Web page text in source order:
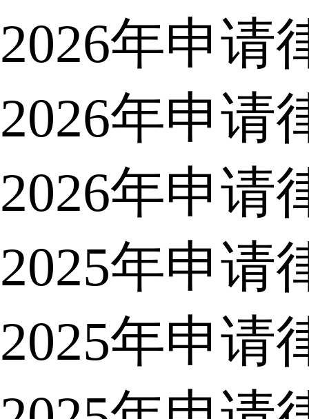
2026年申请
2026年申请
2026年申请
2025年申请
2025年申请